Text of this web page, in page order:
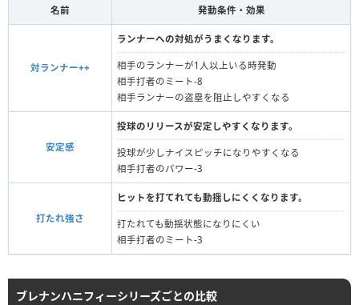
名前 発動条件・効果
対ランナー++
ランナーへの対処がうまくなります。
相手のランナーが1人以上いる時発動
相手打者のミート-8
相手ランナーの盗塁を阻止しやすくなる
安定感
投球のリリースが安定しやすくなります。
投球が少しナイスピッチになりやすくなる
相手打者のパワー-3
打たれ強さ
ヒットを打てれても動揺しにくくなります。
打たれても動揺状態になりにくい
相手打者のミート-3
ブレナンハニフィーシリーズごとの比較